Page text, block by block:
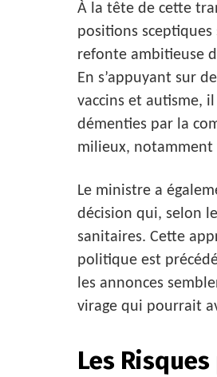
À la tête de cette
positions
refonte ambitieuse
En s’appuyant sur
vaccins et autisme,
démenties par la
milieux, notamment
Le ministre a
décision qui, selon
sanitaires. Cette
politique est
les annonces
virage qui pourrait
Les